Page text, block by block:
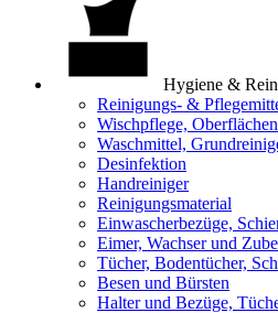
Hygiene &
Reinigungs- &
Wischpflege,
Waschmittel,
Desinfektion
Handreiniger
Reinigungsmaterial
Einwascherbezüge,
Eimer, Wachser und
Tücher, Bodentücher,
Besen und Bürsten
Halter und Bezüge,